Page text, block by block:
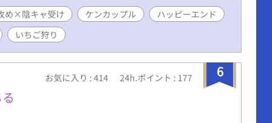
め×陰キャ受け ケンカップル
ハッピーエンド
いちご狩り
6
お気に入り : 414 24h.ポイント : 177